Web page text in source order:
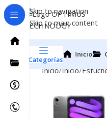
Skip to navigation
Skip to main content
Categorías
Inicio
Inicio Inicio